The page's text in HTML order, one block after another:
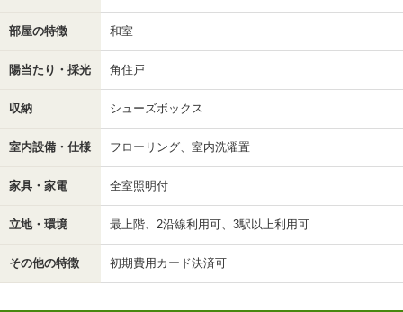
部屋の特徴 和室
陽当たり・採光 角住戸
収納 シューズボックス
室内設備・仕様 フローリング、室内洗濯置
家具・家電 全室照明付
立地・環境 最上階、2沿線利用可、3駅以上利用可
その他の特徴 初期費用カード決済可